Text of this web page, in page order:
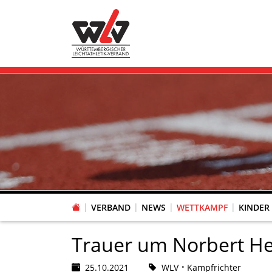
VERBAND NEWS WETTKAMPF
Trauer um Norbert
25.10.2021 WLV Kampfrichter